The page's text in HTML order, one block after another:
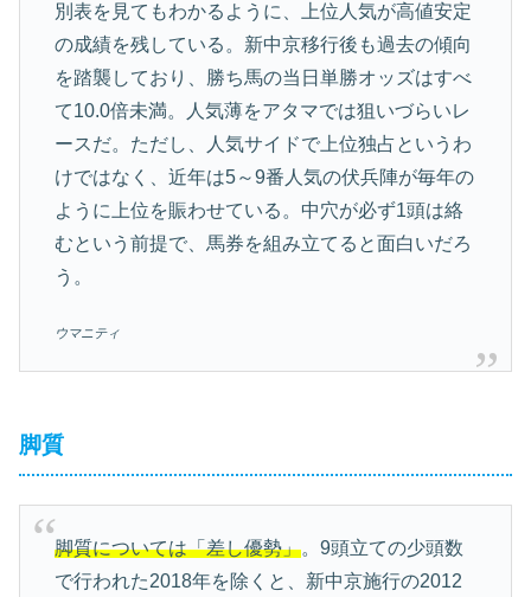
別表を見てもわかるように、上位人気が高値安定
の成績を残している。新中京移行後も過去の傾向
を踏襲しており、勝ち馬の当日単勝オッズはすべ
て10.0倍未満。人気薄をアタマでは狙いづらいレ
ースだ。ただし、人気サイドで上位独占というわ
けではなく、近年は5～9番人気の伏兵陣が毎年の
ように上位を賑わせている。中穴が必ず1頭は絡
むという前提で、馬券を組み立てると面白いだろ
う。
ウマニティ
脚質
脚質については「差し優勢」。9頭立ての少頭数
で行われた2018年を除くと、新中京施行の2012